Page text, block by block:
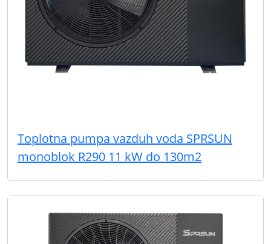
Toplotna pumpa vazduh voda SPRSUN
monoblok R290 11 kW do 130m2